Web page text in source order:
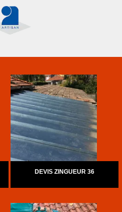
DEVIS ZINGUEUR 36